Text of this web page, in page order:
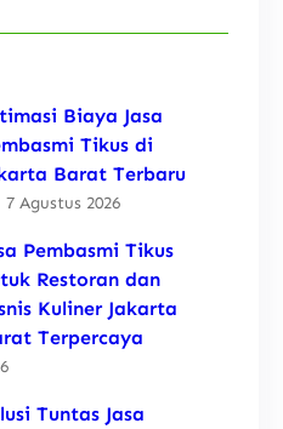
Biaya Jasa
Tikus di
Barat Terbaru
7 Agustus 2026
Pembasmi Tikus
Restoran dan
Kuliner Jakarta
Terpercaya
Tuntas Jasa